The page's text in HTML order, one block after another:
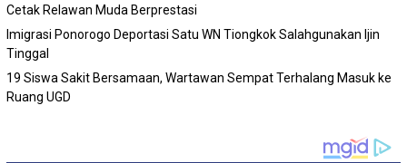
Cetak Relawan Muda Berprestasi
Imigrasi Ponorogo Deportasi Satu WN Tiongkok Salahgunakan Ijin
Tinggal
19 Siswa Sakit Bersamaan, Wartawan Sempat Terhalang Masuk ke
Ruang UGD